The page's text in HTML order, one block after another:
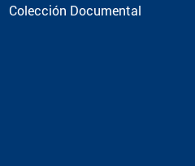
Colección Documental